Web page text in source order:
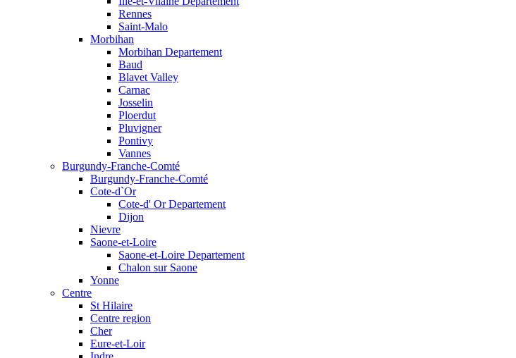
Rennes
Saint-Malo
Morbihan
Morbihan Departement
Baud
Blavet Valley
Carnac
Josselin
Ploerdut
Pluvigner
Pontivy
Vannes
Burgundy-Franche-Comté
Burgundy-Franche-Comté
Cote-d`Or
Cote-d' Or Departement
Dijon
Nievre
Saone-et-Loire
Saone-et-Loire Departement
Chalon sur Saone
Yonne
Centre
St Hilaire
Centre region
Cher
Eure-et-Loir